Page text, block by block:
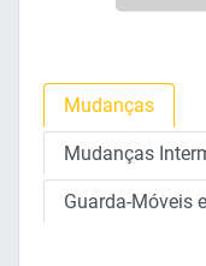
Mudanças
Mudanças
Guarda-Móveis